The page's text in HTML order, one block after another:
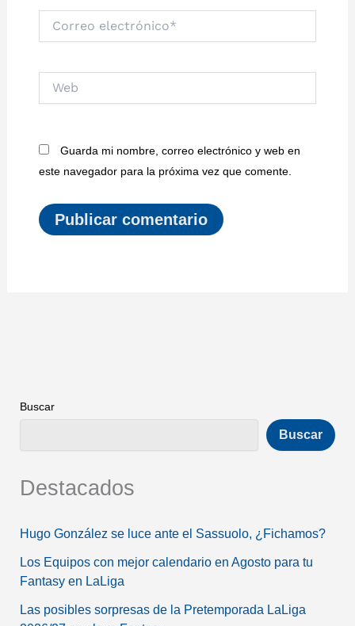
electrónico*
Guarda mi nombre, correo electrónico y web en
este navegador para la próxima vez que comente.
Buscar
Buscar
Destacados
Hugo González se luce ante el Sassuolo, ¿Fichamos?
Los Equipos con mejor calendario en Agosto para tu
Fantasy en LaLiga
Las posibles sorpresas de la Pretemporada LaLiga